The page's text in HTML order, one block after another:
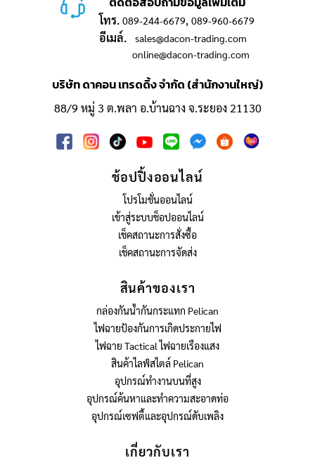
โทร. 089-244-6679, 089-960-6679
อีเมล์.
sales@dacon-trading.com
online@dacon-trading.com
บริษัท ดาคอน เทรดดิ้ง จำกัด (สำนักงานใหญ่)
88/9 หมู่ 3 ต.พลา อ.บ้านฉาง จ.ระยอง 21130
ช้อปปิ้งออนไลน์
โปรโมชั่นออนไลน์
เข้าสู่ระบบช็อปออนไลน์
เช็คสถานะการสั่งซื้อ
เช็คสถานะการจัดส่ง
สินค้าของเรา
กล่องกันน้ำกันกระแทก Pelican
ไฟฉายป้องกันการเกิดประกายไฟ
ไฟฉาย Tactical ไฟฉายเรืองแสง
สินค้าไลฟ์สไตล์ Pelican
อุปกรณ์ทำงานบนที่สูง
อุปกรณ์ค้นหาและทำความสะอาดท่อ
อุปกรณ์เซฟตี้และอุปกรณ์ดับเพลิง
เกี่ยวกับเรา